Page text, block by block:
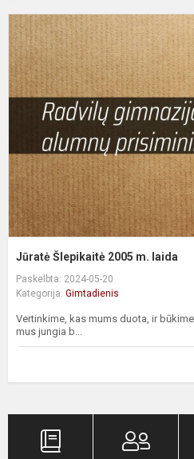
Jūratė Šlepikaitė 2005 m. laida
Paskelbta: 2024-05-20
Kategorija: Gimtadienis
Vertinkime, kas mums duota, ir
mus jungia b...